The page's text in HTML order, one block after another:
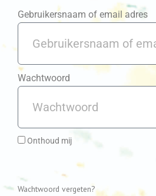
Gebruikersnaam of email adres
Wachtwoord
Onthoud mij
Wachtwoord vergeten?